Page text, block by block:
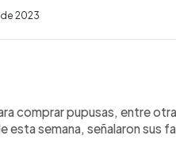
2023
comprar pupusas, entre
semana, señalaron sus